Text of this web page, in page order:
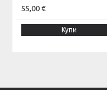
55,00 €
Купи